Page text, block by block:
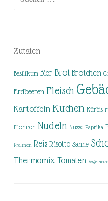
Zutaten
Basilikum Bier Brot Brötchen
Erdbeeren Fleisch
Kartoffeln Kuchen Kürbis
Möhren Nudeln Nüsse Paprika
Pralinen Reis Risotto Sahne
Thermomix Tomaten